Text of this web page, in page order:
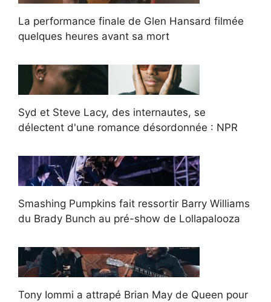
La performance finale de Glen Hansard filmée
quelques heures avant sa mort
Syd et Steve Lacy, des internautes, se
délectent d'une romance désordonnée : NPR
Smashing Pumpkins fait ressortir Barry Williams
du Brady Bunch au pré-show de Lollapalooza
Tony Iommi a attrapé Brian May de Queen pour